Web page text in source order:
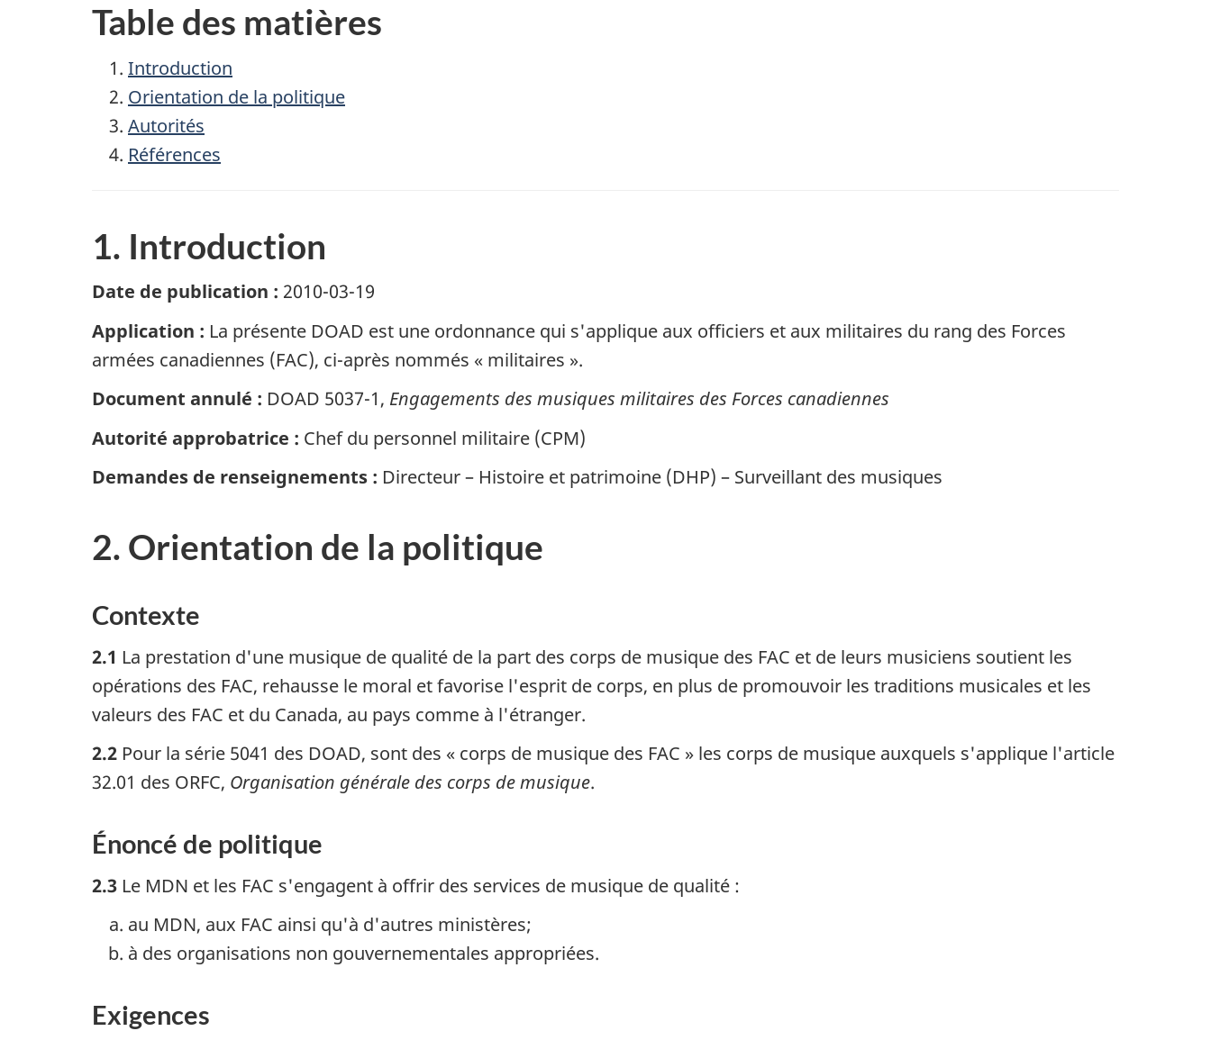
Table des matières
Introduction
Orientation de la politique
Autorités
Références
1. Introduction
Date de publication : 2010-03-19
Application : La présente DOAD est une ordonnance qui s'applique aux officiers et aux militaires du rang des Forces
armées canadiennes (FAC), ci-après nommés « militaires ».
Document annulé : DOAD 5037-1, Engagements des musiques militaires des Forces canadiennes
Autorité approbatrice : Chef du personnel militaire (CPM)
Demandes de renseignements : Directeur – Histoire et patrimoine (DHP) – Surveillant des musiques
2. Orientation de la politique
Contexte
2.1 La prestation d'une musique de qualité de la part des corps de musique des FAC et de leurs musiciens soutient les
opérations des FAC, rehausse le moral et favorise l'esprit de corps, en plus de promouvoir les traditions musicales et les
valeurs des FAC et du Canada, au pays comme à l'étranger.
2.2 Pour la série 5041 des DOAD, sont des « corps de musique des FAC » les corps de musique auxquels s'applique l'article
32.01 des ORFC, Organisation générale des corps de musique.
Énoncé de politique
2.3 Le MDN et les FAC s'engagent à offrir des services de musique de qualité :
au MDN, aux FAC ainsi qu'à d'autres ministères;
à des organisations non gouvernementales appropriées.
Exigences